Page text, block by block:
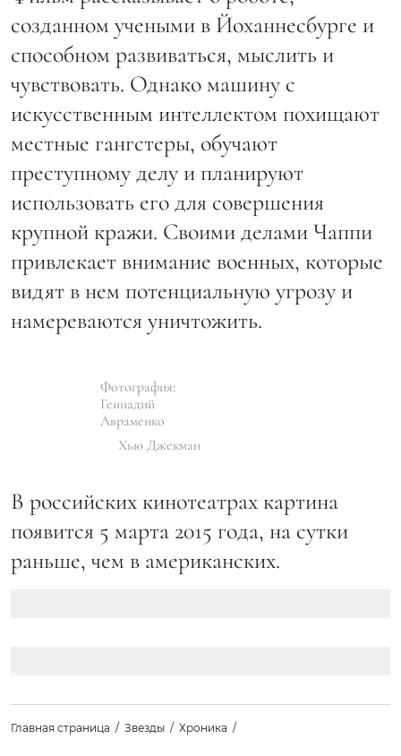
созданном учеными в Йоханнесбурге и
способном развиваться, мыслить и
чувствовать. Однако машину с
искусственным интеллектом похищают
местные гангстеры, обучают
преступному делу и планируют
использовать его для совершения
крупной кражи. Своими делами Чаппи
привлекает внимание военных, которые
видят в нем потенциальную угрозу и
намереваются уничтожить.
Фотография:
Геннадий
Авраменко
Хью Джекман
В российских кинотеатрах картина
появится 5 марта 2015 года, на сутки
раньше, чем в американских.
Главная страница Звезды Хроника